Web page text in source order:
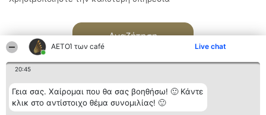
ΑΕΤΟΊ των café Live chat
20:45
Γεια σας. Χαίρομαι που θα σας βοηθήσω! 🙂 Κάντε
κλικ στο αντίστοιχο θέμα συνομιλίας! 🙂
Αναζήτηση